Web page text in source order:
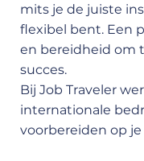
mits je de juiste
flexibel bent. Een
en bereidheid om
succes.
Bij Job Traveler
internationale
voorbereiden op